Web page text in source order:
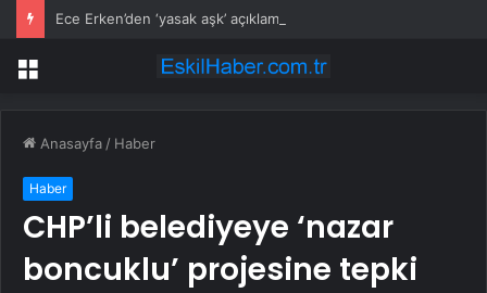
Menü
Anasayfa / Haber
Haber
CHP’li belediyeye ‘nazar
boncuklu’ projesine tepki